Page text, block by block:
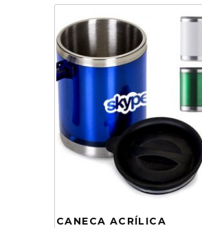
CANECA ACRÍLICA